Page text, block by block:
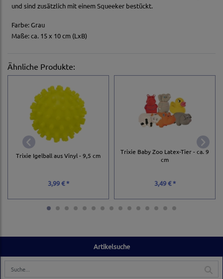
Artikelsuche
und sind zusätzlich mit einem Squeeker bestückt.
Farbe: Grau
Maße: ca. 15 x 10 cm (LxB)
Ähnliche Produkte:
Trixie Igelball aus Vinyl - 9,5 cm
3,99 € *
Trixie Baby Zoo Latex-Tier - ca. 9
cm
3,49 € *